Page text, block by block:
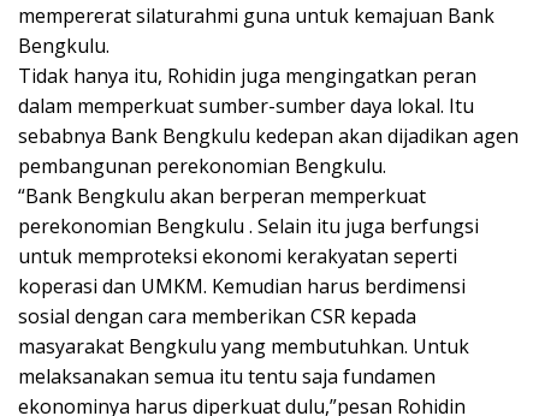
mempererat silaturahmi guna untuk kemajuan Bank
Bengkulu.
Tidak hanya itu, Rohidin juga mengingatkan peran
dalam memperkuat sumber-sumber daya lokal. Itu
sebabnya Bank Bengkulu kedepan akan dijadikan agen
pembangunan perekonomian Bengkulu.
“Bank Bengkulu akan berperan memperkuat
perekonomian Bengkulu . Selain itu juga berfungsi
untuk memproteksi ekonomi kerakyatan seperti
koperasi dan UMKM. Kemudian harus berdimensi
sosial dengan cara memberikan CSR kepada
masyarakat Bengkulu yang membutuhkan. Untuk
melaksanakan semua itu tentu saja fundamen
ekonominya harus diperkuat dulu,”pesan Rohidin